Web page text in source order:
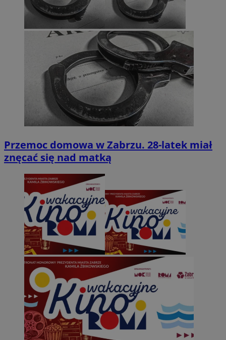
Przemoc domowa w Zabrzu. 28-latek miał
znęcać się nad matką